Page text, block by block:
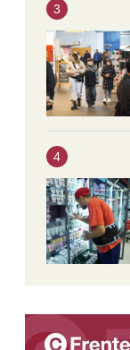
3
4